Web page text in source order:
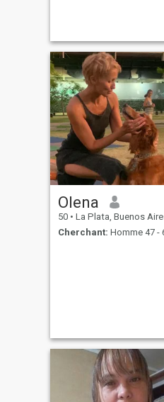
Olena
50 • La Plata, Buenos Aires,
Cherchant: Homme 47 -